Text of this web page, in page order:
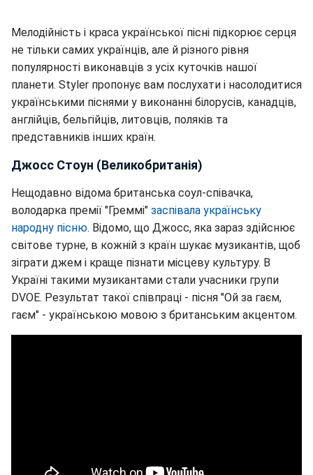
Мелодійність і краса української пісні підкорює серця
не тільки самих українців, але й різного рівня
популярності виконавців з усіх куточків нашої
планети. Styler пропонує вам послухати і насолодитися
українськими піснями у виконанні білорусів, канадців,
англійців, бельгійців, литовців, поляків та
представників інших країн.
Джосс Стоун (Великобританія)
Нещодавно відома британська соул-співачка,
володарка премії "Греммі" заспівала українську
народну пісню. Відомо, що Джосс, яка зараз здійснює
світове турне, в кожній з країн шукає музикантів, щоб
зіграти джем і краще пізнати місцеву культуру. В
Україні такими музикантами стали учасники групи
DVOE. Результат такої співпраці - пісня "Ой за гаєм,
гаєм" - українською мовою з британським акцентом.